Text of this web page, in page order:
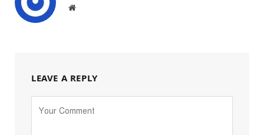
Website
LEAVE A REPLY